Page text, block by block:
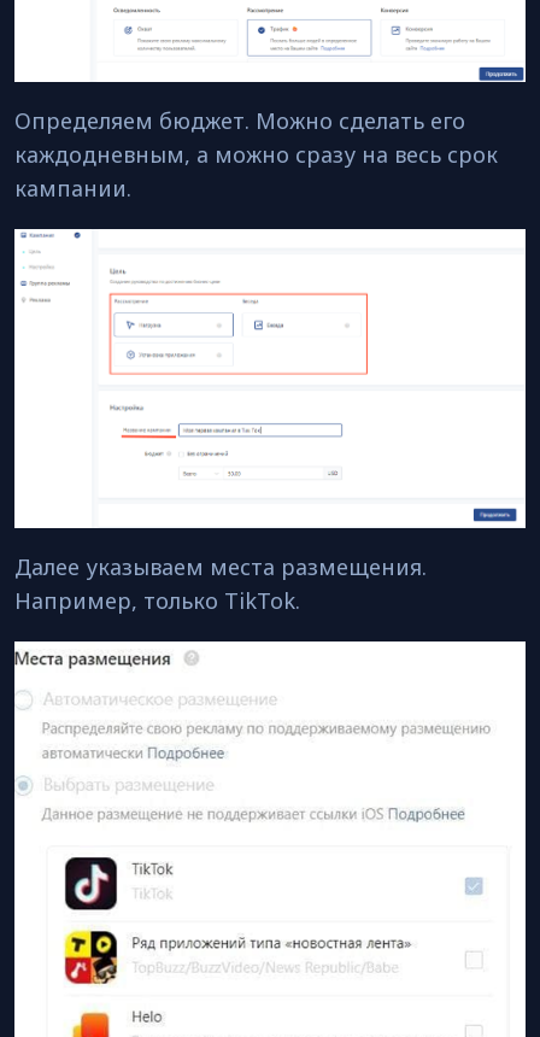
Определяем бюджет. Можно сделать его
каждодневным, а можно сразу на весь срок
кампании.
Далее указываем места размещения.
Например, только TikTok.